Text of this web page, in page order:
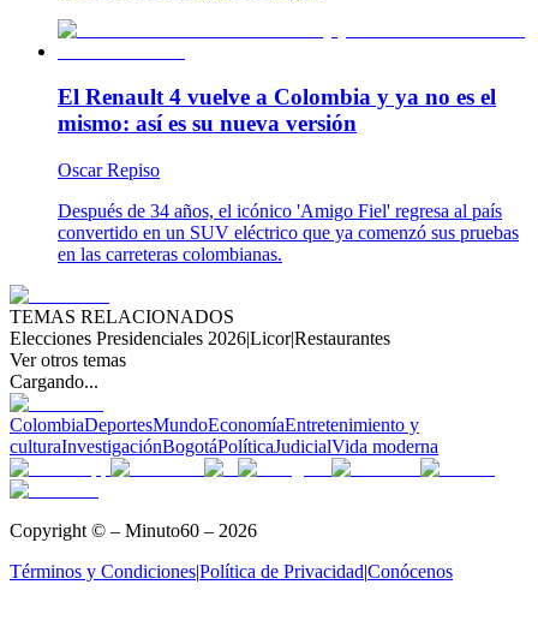
El Renault 4 vuelve a Colombia y ya no es el
mismo: así es su nueva versión
Oscar Repiso
Después de 34 años, el icónico 'Amigo Fiel' regresa al país
convertido en un SUV eléctrico que ya comenzó sus pruebas
en las carreteras colombianas.
TEMAS RELACIONADOS
Elecciones Presidenciales 2026|Licor|Restaurantes
Ver otros temas
Cargando...
ColombiaDeportesMundoEconomíaEntretenimiento y
culturaInvestigaciónBogotáPolíticaJudicialVida moderna
Copyright © – Minuto60 – 2026
Términos y Condiciones|Política de Privacidad|Conócenos